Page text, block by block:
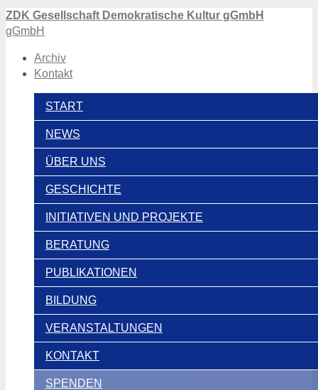
ZDK Gesellschaft Demokratische Kultur gGmbH
gGmbH
Archiv
Kontakt
START
NEWS
ÜBER UNS
GESCHICHTE
INITIATIVEN UND PROJEKTE
BERATUNG
PUBLIKATIONEN
BILDUNG
VERANSTALTUNGEN
KONTAKT
SPENDEN